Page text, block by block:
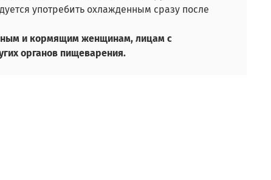
употребить охлажденным сразу после
и кормящим женщинам, лицам с
органов пищеварения.